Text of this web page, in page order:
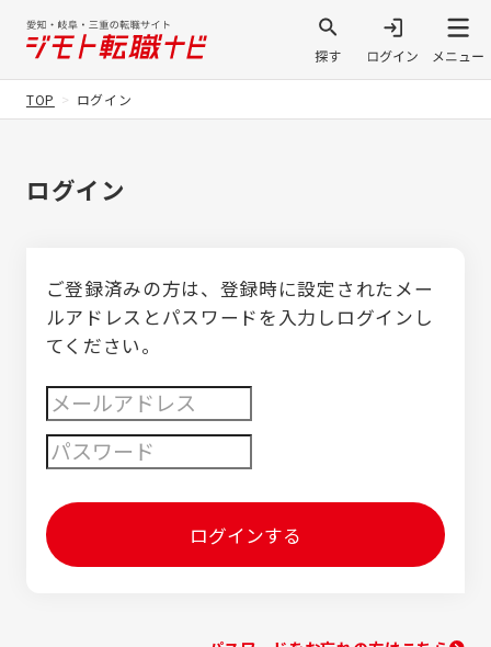
TOP ログイン
ログイン
ご登録済みの方は、登録時に設定されたメー
ルアドレスとパスワードを入力しログインし
てください。
ログインする